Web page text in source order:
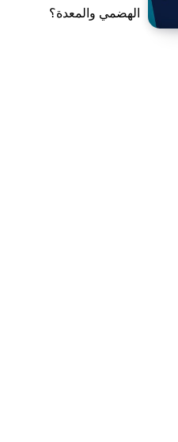
الهضمي والمعدة؟